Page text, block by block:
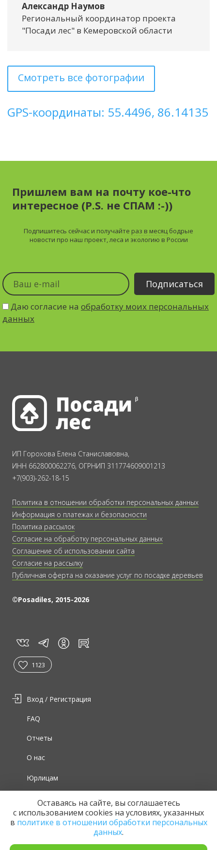
Александр Наумов
Региональный координатор проекта
"Посади лес" в Кемеровской области
Смотреть все фотографии
GPS-координаты: 55.4496, 86.14135
Пришлем вам на почту кое-что
интересное (P.S. не СПАМ :-))
Подпишитесь сейчас и получайте раз в месяц бодрые
новости про наш проект, леса и экологию в России
Даю согласие на обработку моих персональных
данных
ИП Горохова Елена Станиславовна,
ИНН 662800062276, ОГРНИП 311774609001213
+7(903)-262-18-15
Политика в отношении обработки персональных данных
Информация о платежах и безопасности
Политика рассылок
Согласие на обработку персональных данных
Соглашение об использовании сайта
Согласие на рассылку
Публичная оферта на оказание услуг по посадке деревьев
©Posadiles, 2015-2026
vk tg in rt
1123
Вход / Регистрация
Для волонтеров
Юрлицам
О нас
Отчеты
FAQ
Оставаясь на сайте, вы соглашаетесь
с использованием cookies на условиях, указанных
в политике в отношении обработки персональных
данных.